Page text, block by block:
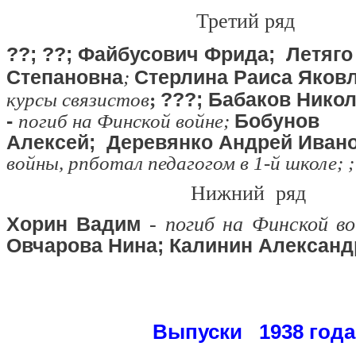
Третий ряд
??; ??; Файбусович Фрида;
Степановна; Стерлина Раиса
курсы связистов; ???; Бабаков
- погиб на Финской войне; Бобунов
Алексей; Деревянко Андрей
войны, рпботал педагогом в 1-й школе; ;
Нижний ряд
Хорин Вадим - погиб на Финской
Овчарова Нина; Калинин
Выпуски 1938 года